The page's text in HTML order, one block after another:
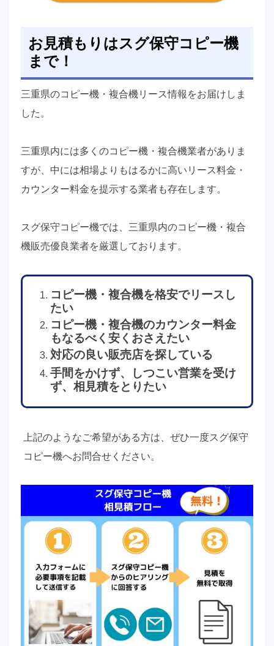
お見積もりはスグ保守コピー機
まで！
三重県のコピー機・複合機リース情報をお届けしま
した。
三重県内には多くのコピー機・複合機業者がありま
すが、中には相場よりもはるかに高いリース料金・
カウンター料金を提示する業者も存在します。
スグ保守コピー機では、三重県内のコピー機・複合
機販売優良業者を厳選しております。
コピー機・複合機を格安でリースし
たい
コピー機・複合機のカウンター料金
もなるべく安くおさえたい
対応の良い販売店を探している
手間をかけず、しつこい営業を受け
ず、相見積をとりたい
上記のようなご希望がある方は、ぜひ一度スグ保守
コピー機へお問合せください。